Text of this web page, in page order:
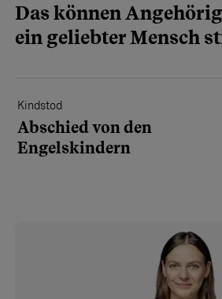
Das können
ein geliebter Mensch
Kindstod
Abschied von den
Engelskindern